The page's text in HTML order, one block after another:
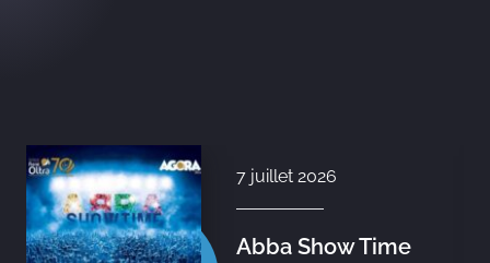
7 juillet 2026
Abba Show Time